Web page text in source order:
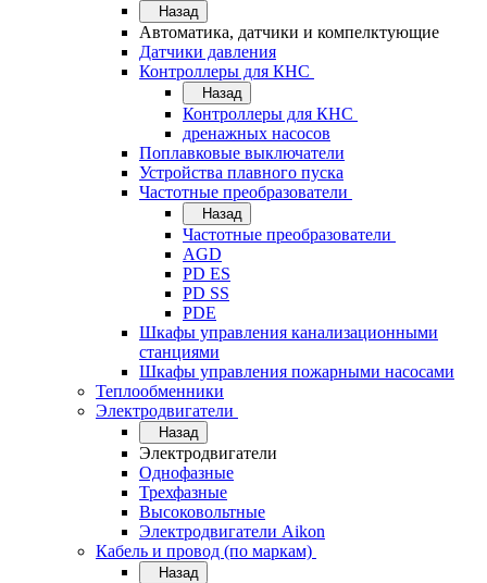
Назад
Автоматика, датчики и компелктующие
Датчики давления
Контроллеры для КНС
Назад
Контроллеры для КНС
дренажных насосов
Поплавковые выключатели
Устройства плавного пуска
Частотные преобразователи
Назад
Частотные преобразователи
AGD
PD ES
PD SS
PDE
Шкафы управления канализационными
станциями
Шкафы управления пожарными насосами
Теплообменники
Электродвигатели
Назад
Электродвигатели
Однофазные
Трехфазные
Высоковольтные
Электродвигатели Aikon
Кабель и провод (по маркам)
Назад